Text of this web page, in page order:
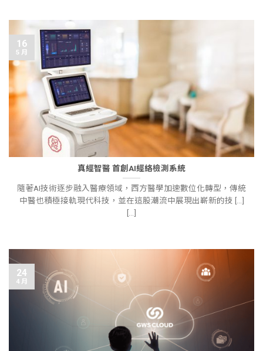
真經智醫 首創AI經絡檢測系統
隨著AI技術逐步融入醫療領域，西方醫學加速數位化轉型，傳統
中醫也積極接軌現代科技，並在這股潮流中展現出嶄新的技 [...]
[...]
16
5 月
24
4 月